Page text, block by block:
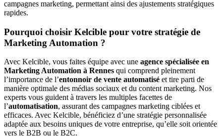
campagnes marketing, permettant ainsi des ajustements stratégiques
rapides.
Pourquoi choisir Kelcible pour votre stratégie de
Marketing Automation ?
Avec Kelcible, vous faites équipe avec une agence spécialisée en
Marketing Automation à Rennes qui comprend pleinement
l’importance de l’entonnoir de vente automatisé et tire parti de
manière optimale des médias sociaux et du content marketing. Nos
experts vous guident à travers les multiples facettes de
l’automatisation, assurant des campagnes marketing ciblées et
efficaces. Avec Kelcible, bénéficiez d’une stratégie personnalisée
adaptée aux besoins uniques de votre entreprise, qu’elle soit orientée
vers le B2B ou le B2C.